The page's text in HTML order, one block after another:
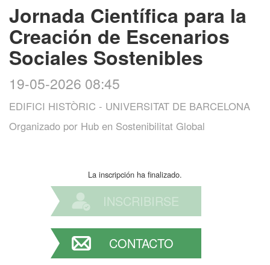
Jornada Científica para la
Creación de Escenarios
Sociales Sostenibles
19-05-2026 08:45
EDIFICI HISTÒRIC - UNIVERSITAT DE BARCELONA
Organizado por Hub en Sostenibilitat Global
La inscripción ha finalizado.
INSCRIBIRSE
CONTACTO